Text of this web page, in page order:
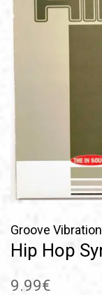
Groove
Hip Hop
Prix
9.99€